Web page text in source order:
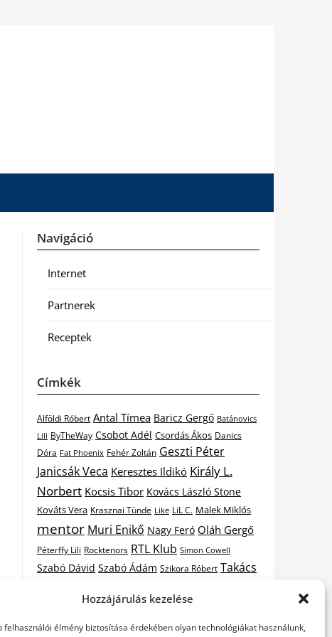
Hozzájárulás kezelése
felhasználói élmény biztosítása érdekében olyan technológiákat használunk,
Navigáció
Internet
Partnerek
Receptek
Címkék
Alföldi Róbert Antal Tímea Baricz Gergő Batánovics
Lili ByTheWay Csobot Adél Csordás Ákos Danics
Dóra Fat Phoenix Fehér Zoltán Geszti Péter
Janicsák Veca Keresztes Ildikó Király L.
Norbert Kocsis Tibor Kovács László Stone
Kováts Vera Krasznai Tünde Like LiL C. Malek Miklós
mentor Muri Enikő Nagy Feró Oláh Gergő
Péterffy Lili Rocktenors RTL Klub Simon Cowell
Szabó Dávid Szabó Ádám Szikora Róbert Takács